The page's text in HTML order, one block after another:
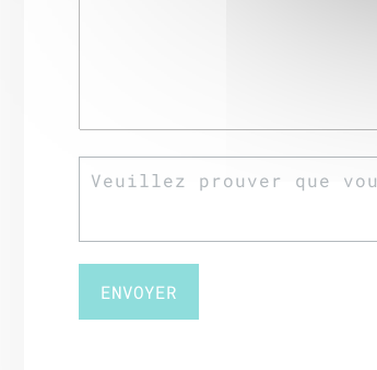
Veuillez prouver que